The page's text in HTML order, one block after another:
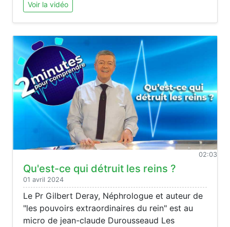
Voir la vidéo
02:03
Qu'est-ce qui détruit les reins ?
01 avril 2024
Le Pr Gilbert Deray, Néphrologue et auteur de
"les pouvoirs extraordinaires du rein" est au
micro de jean-claude Durousseaud Les